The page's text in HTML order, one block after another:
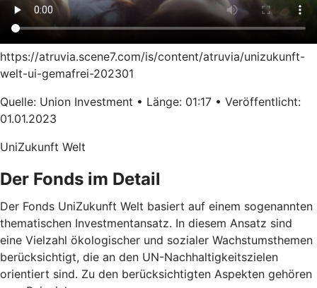
https://atruvia.scene7.com/is/content/atruvia/unizukunft-
welt-ui-gemafrei-202301
Quelle: Union Investment • Länge: 01:17 • Veröffentlicht:
01.01.2023
UniZukunft Welt
Der Fonds im Detail
Der Fonds UniZukunft Welt basiert auf einem sogenannten
thematischen Investmentansatz. In diesem Ansatz sind
eine Vielzahl ökologischer und sozialer Wachstumsthemen
berücksichtigt, die an den UN-Nachhaltigkeitszielen
orientiert sind. Zu den berücksichtigten Aspekten gehören